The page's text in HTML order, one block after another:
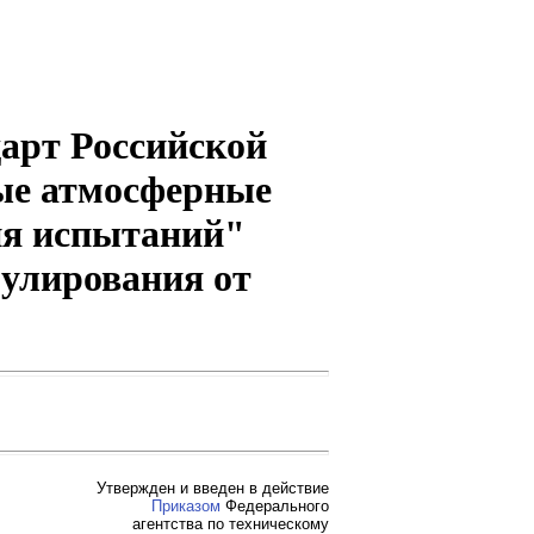
Российской
атмосферные
испытаний"
от
Утвержден и введен в действие
Приказом Федерального
агентства по техническому